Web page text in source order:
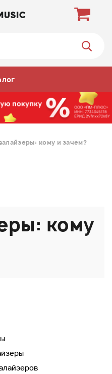
кому и зачем?
кому